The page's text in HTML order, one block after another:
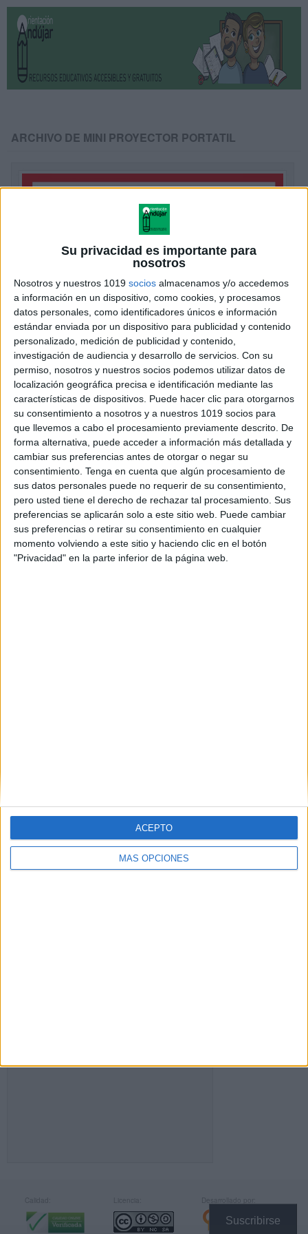
Su privacidad es importante para
nosotros
Nosotros y nuestros 1019 socios almacenamos y/o accedemos
a información en un dispositivo, como cookies, y procesamos
datos personales, como identificadores únicos e información
estándar enviada por un dispositivo para publicidad y contenido
personalizado, medición de publicidad y contenido,
investigación de audiencia y desarrollo de servicios. Con su
permiso, nosotros y nuestros socios podemos utilizar datos de
localización geográfica precisa e identificación mediante las
características de dispositivos. Puede hacer clic para otorgarnos
su consentimiento a nosotros y a nuestros 1019 socios para
que llevemos a cabo el procesamiento previamente descrito. De
forma alternativa, puede acceder a información más detallada y
cambiar sus preferencias antes de otorgar o negar su
consentimiento. Tenga en cuenta que algún procesamiento de
sus datos personales puede no requerir de su consentimiento,
pero usted tiene el derecho de rechazar tal procesamiento. Sus
preferencias se aplicarán solo a este sitio web. Puede cambiar
sus preferencias o retirar su consentimiento en cualquier
momento volviendo a este sitio y haciendo clic en el botón
"Privacidad" en la parte inferior de la página web.
MÁS OPCIONES
ACEPTO
Suscribirse
ARCHIVO DE MINI PROYECTOR PORTATIL
Algunas ofertas interesantes de Black
Friday para profesores
Publicado el 21 noviembre, 2020
Comienza la semana de Black Friday y por ello hemos
visto algunos artículos interesantes que os pueden
interesar, como por ejemplo el Echo Dot de Amazon,
se trata del altavoz […]
SEGUIR LEYENDO
Buscar